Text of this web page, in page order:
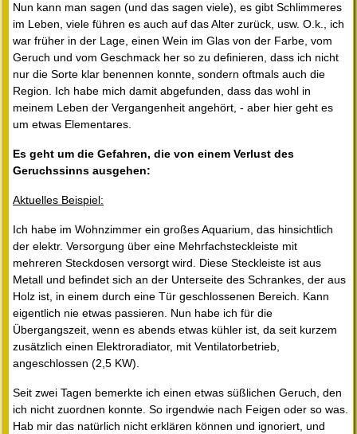
Nun kann man sagen (und das sagen viele), es gibt Schlimmeres
im Leben, viele führen es auch auf das Alter zurück, usw. O.k., ich
war früher in der Lage, einen Wein im Glas von der Farbe, vom
Geruch und vom Geschmack her so zu definieren, dass ich nicht
nur die Sorte klar benennen konnte, sondern oftmals auch die
Region. Ich habe mich damit abgefunden, dass das wohl in
meinem Leben der Vergangenheit angehört, - aber hier geht es
um etwas Elementares.
Es geht um die Gefahren, die von einem Verlust des
Geruchssinns ausgehen:
Aktuelles Beispiel:
Ich habe im Wohnzimmer ein großes Aquarium, das hinsichtlich
der elektr. Versorgung über eine Mehrfachsteckleiste mit
mehreren Steckdosen versorgt wird. Diese Steckleiste ist aus
Metall und befindet sich an der Unterseite des Schrankes, der aus
Holz ist, in einem durch eine Tür geschlossenen Bereich. Kann
eigentlich nie etwas passieren. Nun habe ich für die
Übergangszeit, wenn es abends etwas kühler ist, da seit kurzem
zusätzlich einen Elektroradiator, mit Ventilatorbetrieb,
angeschlossen (2,5 KW).
Seit zwei Tagen bemerkte ich einen etwas süßlichen Geruch, den
ich nicht zuordnen konnte. So irgendwie nach Feigen oder so was.
Hab mir das natürlich nicht erklären können und ignoriert, und